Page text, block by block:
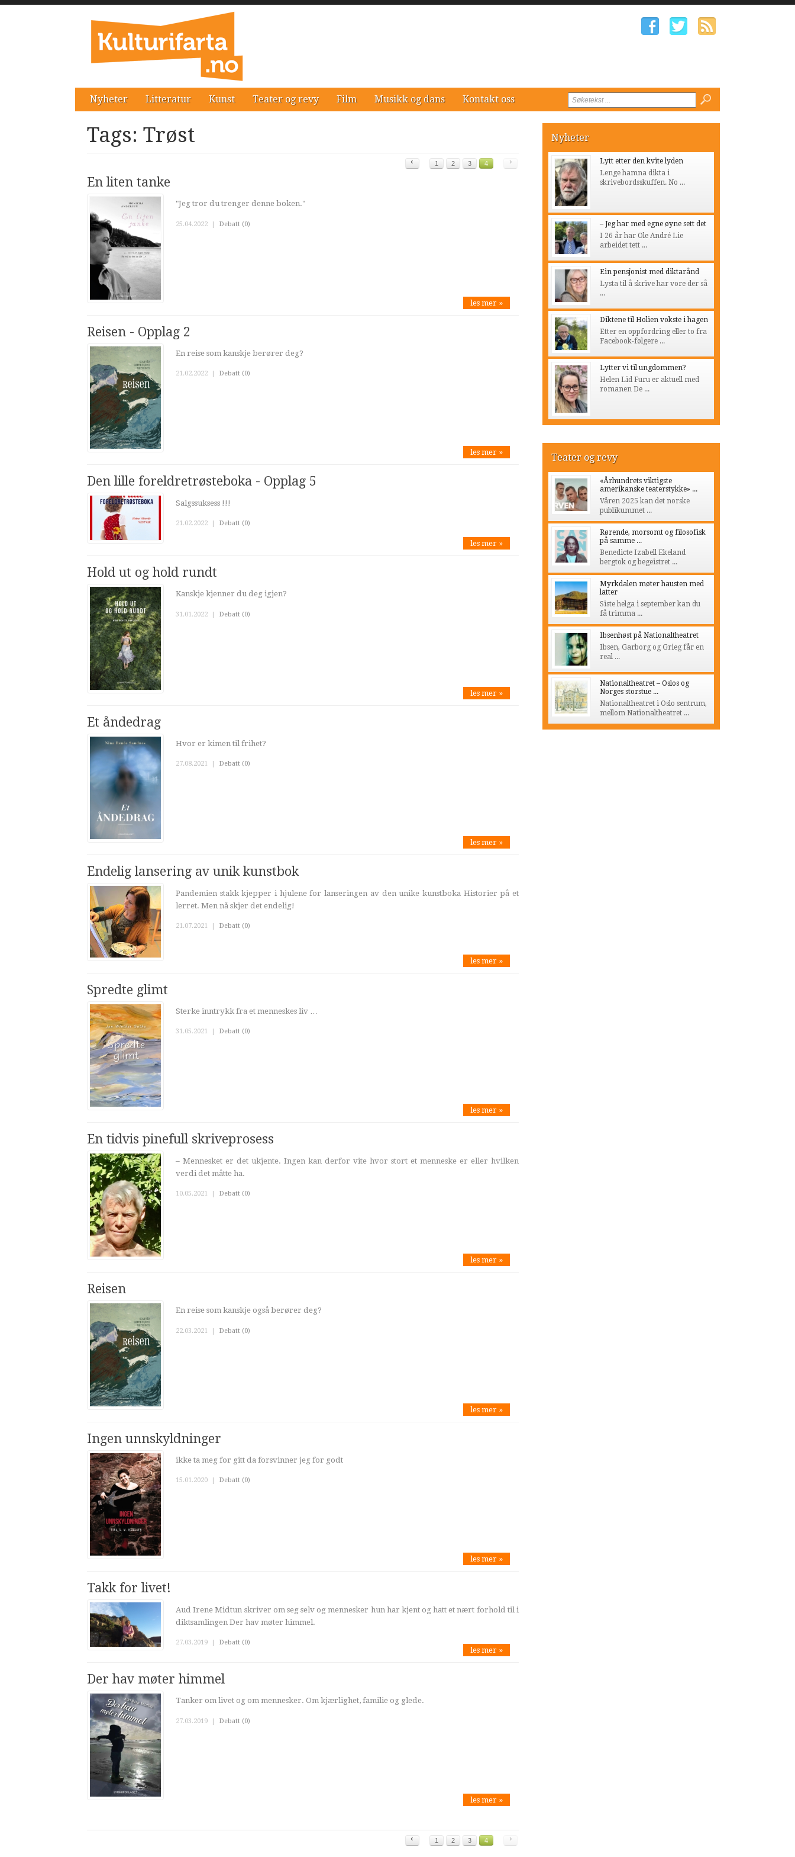
Nyheter Litteratur Kunst Teater og revy Film Musikk og dans Kontakt oss
Tags: Trøst
‹ 1 2 3 4 ›
En liten tanke
"Jeg tror du trenger denne boken."
25.04.2022 | Debatt (0)
les mer »
Reisen - Opplag 2
En reise som kanskje berører deg?
21.02.2022 Debatt (0)
les mer »
Den lille foreldretrøsteboka - Opplag 5
Salgssuksess !!!
21.02.2022 | Debatt (0)
les mer »
Hold ut og hold rundt
Kanskje kjenner du deg igjen?
31.01.2022 | Debatt (0)
les mer »
Et åndedrag
Hvor er kimen til frihet?
27.08.2021 Debatt (0)
les mer »
Endelig lansering av unik kunstbok
Pandemien stakk kjepper i hjulene for lanseringen av den unike kunstboka Historier på et
lerret. Men nå skjer det endelig!
21.07.2021 | Debatt (0)
les mer »
Spredte glimt
Sterke inntrykk fra et menneskes liv …
31.05.2021 Debatt (0)
les mer »
En tidvis pinefull skriveprosess
– Mennesket er det ukjente. Ingen kan derfor vite hvor stort et menneske er eller hvilken
verdi det måtte ha.
10.05.2021 Debatt (0)
les mer »
Reisen
En reise som kanskje også berører deg?
22.03.2021 | Debatt (0)
les mer »
Ingen unnskyldninger
ikke ta meg for gitt da forsvinner jeg for godt
15.01.2020 Debatt (0)
les mer »
Takk for livet!
Aud Irene Midtun skriver om seg selv og mennesker hun har kjent og hatt et nært forhold til i
diktsamlingen Der hav møter himmel.
27.03.2019 Debatt (0)
les mer »
Der hav møter himmel
Tanker om livet og om mennesker. Om kjærlighet, familie og glede.
27.03.2019 | Debatt (0)
les mer »
‹ 1 2 3 4 ›
Nyheter
Lytt etter den kvite lyden
Lenge hamna dikta i
skrivebordsskuffen. No ...
– Jeg har med egne øyne sett det
I 26 år har Ole André Lie
arbeidet tett ...
Ein pensjonist med diktarånd
Lysta til å skrive har vore der så
...
Diktene til Holien vokste i hagen
Etter en oppfordring eller to fra
Facebook-følgere ...
Lytter vi til ungdommen?
Helen Lid Furu er aktuell med
romanen De ...
Teater og revy
«Århundrets viktigste
amerikanske teaterstykke» ...
Våren 2025 kan det norske
publikummet ...
Rørende, morsomt og filosofisk
på samme ...
Benedicte Izabell Ekeland
bergtok og begeistret ...
Myrkdalen møter hausten med
latter
Siste helga i september kan du
få trimma ...
Ibsenhøst på Nationaltheatret
Ibsen, Garborg og Grieg får en
real ...
Nationaltheatret – Oslos og
Norges storstue ...
Nationaltheatret i Oslo sentrum,
mellom Nationaltheatret ...